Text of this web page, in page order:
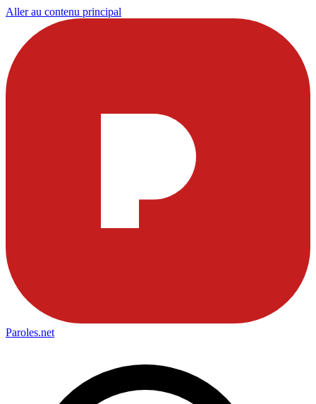
Aller au contenu principal
Paroles.net